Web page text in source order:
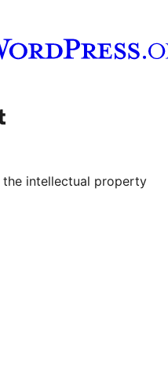
tonë YouTube
llogarinë tonë Tumblr
the intellectual property